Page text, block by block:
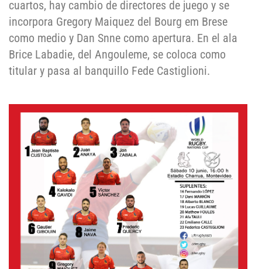
cuartos, hay cambio de directores de juego y se
incorpora Gregory Maiquez del Bourg em Brese
como medio y Dan Snne como apertura. En el ala
Brice Labadie, del Angouleme, se coloca como
titular y pasa al banquillo Fede Castiglioni.